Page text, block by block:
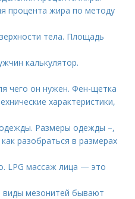
процента жира по методу
тела. Площадь
калькулятор.
чего он нужен. Фен-щетка
характеристики,
Размеры одежды –,
разобраться в размерах
LPG массаж лица — это
виды мезонитей бывают